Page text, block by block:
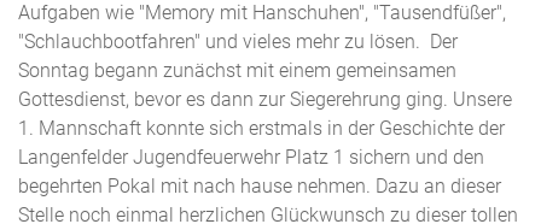
Aufgaben wie "Memory mit Hanschuhen", "Tausendfüßer",
"Schlauchbootfahren" und vieles mehr zu lösen. Der
Sonntag begann zunächst mit einem gemeinsamen
Gottesdienst, bevor es dann zur Siegerehrung ging. Unsere
1. Mannschaft konnte sich erstmals in der Geschichte der
Langenfelder Jugendfeuerwehr Platz 1 sichern und den
begehrten Pokal mit nach hause nehmen. Dazu an dieser
Stelle noch einmal herzlichen Glückwunsch zu dieser tollen